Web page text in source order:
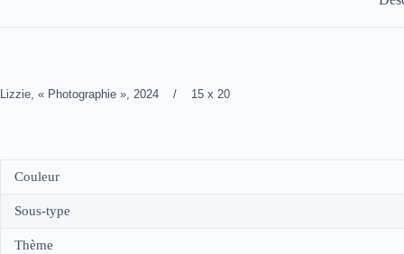
Lizzie, « Photographie », 2024 / 15 x 20
Couleur
Sous-type
Thème